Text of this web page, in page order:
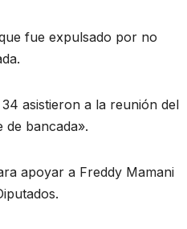
fue expulsado por no
asistieron a la reunión del
de bancada».
apoyar a Freddy Mamani